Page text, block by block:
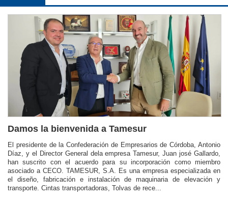
Damos la bienvenida a Tamesur
El presidente de la Confederación de Empresarios de Córdoba, Antonio
Díaz, y el Director General dela empresa Tamesur, Juan josé Gallardo,
han suscrito con el acuerdo para su incorporación como miembro
asociado a CECO. TAMESUR, S.A. Es una empresa especializada en
el diseño, fabricación e instalación de maquinaria de elevación y
transporte. Cintas transportadoras, Tolvas de rece...